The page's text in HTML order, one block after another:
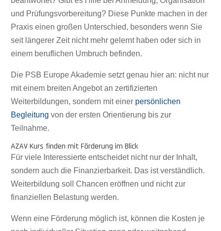
und Prüfungsvorbereitung? Diese Punkte machen in der
Praxis einen großen Unterschied, besonders wenn Sie
seit längerer Zeit nicht mehr gelernt haben oder sich in
einem beruflichen Umbruch befinden.
Die PSB Europe Akademie setzt genau hier an: nicht nur
mit einem breiten Angebot an zertifizierten
Weiterbildungen, sondern mit einer persönlichen
Begleitung von der ersten Orientierung bis zur
Teilnahme.
AZAV Kurs finden mit Förderung im Blick
Für viele Interessierte entscheidet nicht nur der Inhalt,
sondern auch die Finanzierbarkeit. Das ist verständlich.
Weiterbildung soll Chancen eröffnen und nicht zur
finanziellen Belastung werden.
Wenn eine Förderung möglich ist, können die Kosten je